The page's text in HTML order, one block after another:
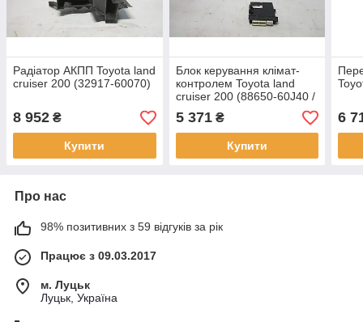
Радіатор АКПП Toyota land
cruiser 200 (32917-60070)
8 952 ₴
Купити
Блок керування клімат-
контролем Toyota land
cruiser 200 (88650-60J40 /
177700-8512)
5 371₴
Купити
6
Про нас
98% позитивних з 59 відгуків за рік
Працює з 09.03.2017
м. Луцьк
Луцьк, Україна